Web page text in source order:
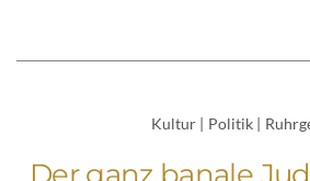
Kultur | Politik |